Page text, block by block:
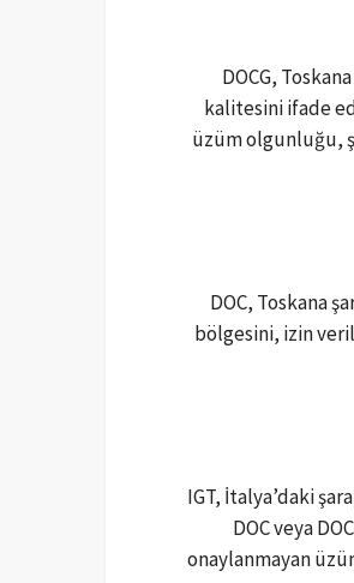
DOCG,
kalitesini ifade
üzüm olgunluğu,
DOC, Toskana
bölgesini, izin
IGT, İtalya’daki
DOC veya
onaylanmayan